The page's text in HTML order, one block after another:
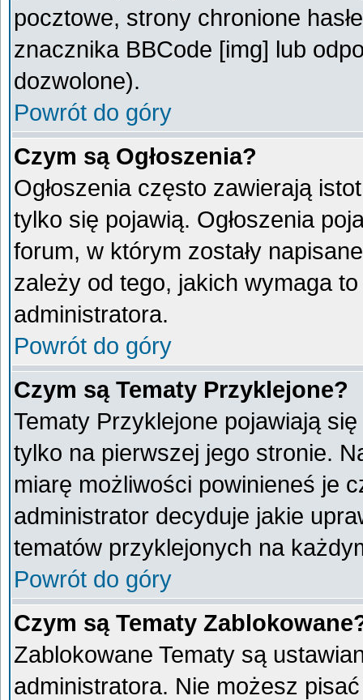
pocztowe, strony chronione
znacznika BBCode [img] lub
dozwolone).
Powrót do góry
Czym są Ogłoszenia?
Ogłoszenia często zawierają
tylko się pojawią. Ogłoszenia
forum, w którym zostały
zależy od tego, jakich wymaga
administratora.
Powrót do góry
Czym są Tematy Przyklejone?
Tematy Przyklejone pojawiają
tylko na pierwszej jego stronie.
miarę możliwości powinieneś je
administrator decyduje jakie
tematów przyklejonych na
Powrót do góry
Czym są Tematy
Zablokowane Tematy są
administratora. Nie możesz